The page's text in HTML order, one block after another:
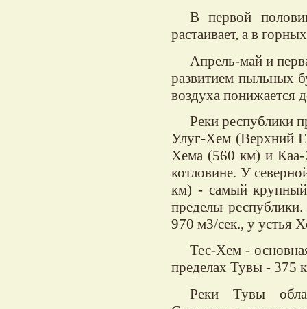
В первой
растаивает, а в
Апрель-май и
развитием пыльных
воздуха понижается
Реки республики
Улуг-Хем (Верхний
Хема (560 км) и Каа-
котловине. У
км) - самый крупный
пределы
970 м3/сек., у устья
Тес-Хем -
пределах Тувы - 375
Реки Тувы